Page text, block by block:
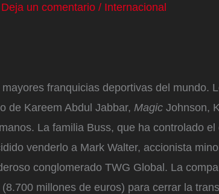
Deja un comentario / Internacional
franquicias deportivas del mundo.
de Kareem Abdul Jabbar, Magic Johnson,
La familia Buss, que ha controlado el
venderlo a Mark Walter, accionista
conglomerado TWG Global. La
millones de euros) para cerrar la